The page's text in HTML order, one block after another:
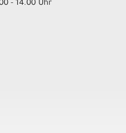
- 14.00 Uhr